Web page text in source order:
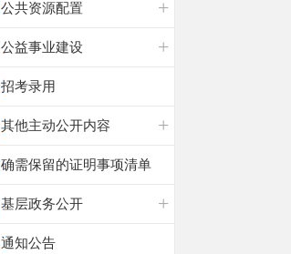
公共资源配置
公益事业建设
招考录用
其他主动公开内容
确需保留的证明事项清单
基层政务公开
通知公告